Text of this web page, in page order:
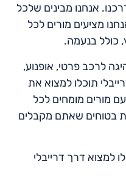
אנחנו מבינים שלכל
מציעים מורים לכל
כולל בנעמה.
לרכב פרטי, אופנוע,
תוכלו למצוא את
מורים מומחים לכל
בטוחים שאתם מקבלים
למצוא דרך דרייבלי